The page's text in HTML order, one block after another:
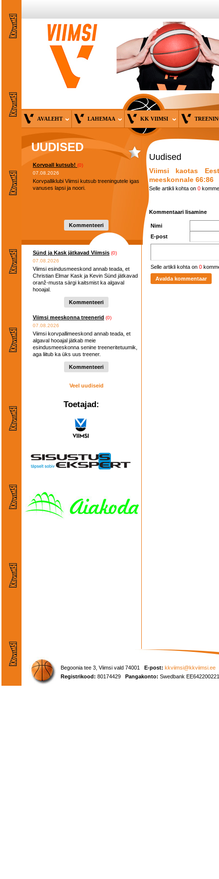
AVALEHT LAHEMAA KK VIIMSI
UUDISED
Korvpall kutsub! (0)
07.08.2026
Korvpalliklubi Viimsi kutsub treeningutele igas
vanuses lapsi ja noori.
Kommenteeri
Sünd ja Kask jätkavad Viimsis (0)
07.08.2026
Viimsi esindusmeeskond annab teada, et
Christian Elmar Kask ja Kevin Sünd jätkavad
oranž-musta särgi kaitsmist ka algaval
hooajal.
Kommenteeri
Viimsi meeskonna treenerid (0)
07.08.2026
Viimsi korvpallimeeskond annab teada, et
algaval hooajal jätkab meie
esindusmeeskonna senine treeneritetuumik,
aga liitub ka üks uus treener.
Kommenteeri
Veel uudiseid
Toetajad:
Uudised
Viimsi kaotas
meeskonnale 66:86
Selle artikli kohta on 0
Kommentaari lisamine
Nimi
E-post
Selle artikli kohta on 0
Begoonia tee 3, Viimsi vald 74001 E-post: kkviimsi@kkviimsi.ee
Registrikood: 80174429 Pangakonto: Swedbank